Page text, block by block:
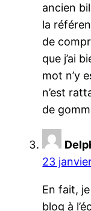
ancien
la
de
que j’ai
mot n’y
n’est
de
23
En fait,
blog à